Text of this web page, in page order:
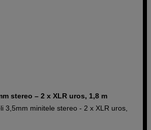
stereo – 2 x XLR uros, 1,8 m
3,5mm minitele stereo - 2 x XLR uros,